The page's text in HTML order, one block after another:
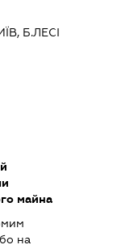
Б.ЛЕСІ
майна
на